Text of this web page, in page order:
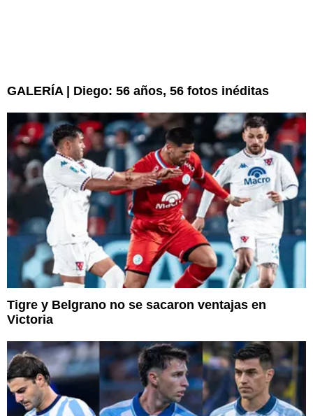
GALERÍA | Diego: 56 años, 56 fotos inéditas
Tigre y Belgrano no se sacaron ventajas en
Victoria